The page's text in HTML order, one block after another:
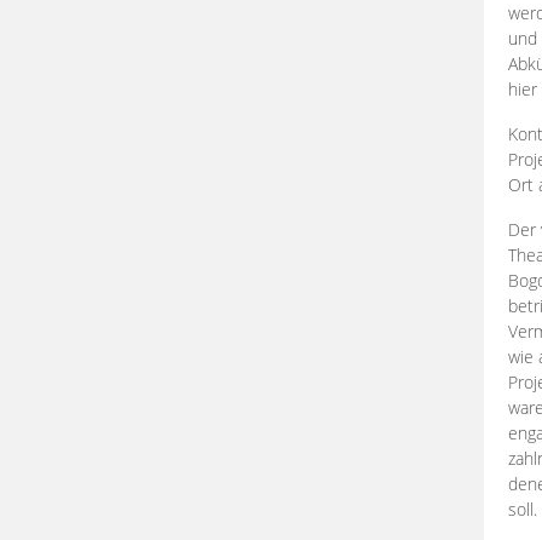
und
Ort
Der
wie
zahlr
soll.